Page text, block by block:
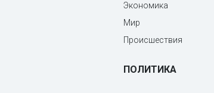
Экономика
Мир
Происшествия
ПОЛИТИКА